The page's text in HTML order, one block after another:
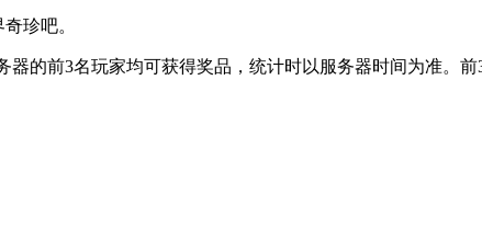
珍吧。
的前3名玩家均可获得奖品，统计时以服务器时间为准。